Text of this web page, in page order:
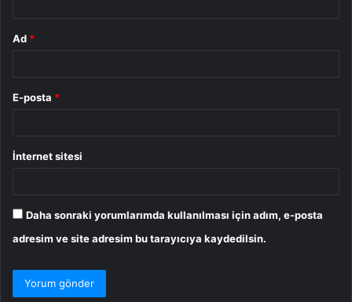
Ad *
E-posta *
İnternet sitesi
Daha sonraki yorumlarımda kullanılması için adım, e-posta
adresim ve site adresim bu tarayıcıya kaydedilsin.